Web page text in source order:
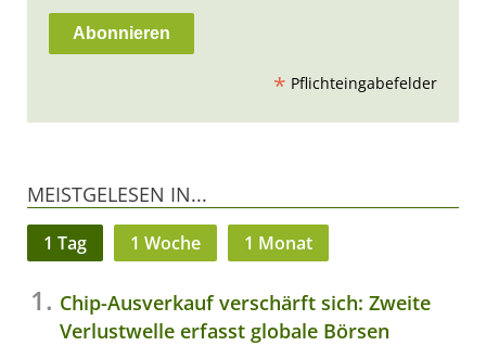
* Pflichteingabefelder
MEISTGELESEN IN...
1 Tag 1 Woche 1 Monat
Chip-Ausverkauf verschärft sich: Zweite
Verlustwelle erfasst globale Börsen